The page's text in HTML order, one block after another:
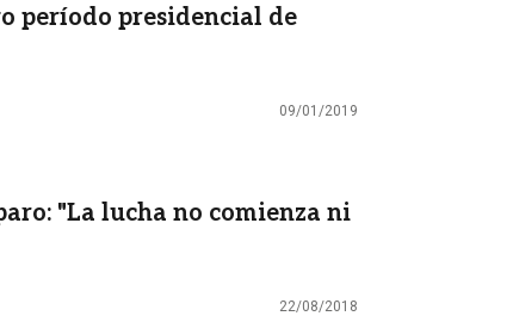
período presidencial de
09/01/2019
"La lucha no comienza ni
22/08/2018